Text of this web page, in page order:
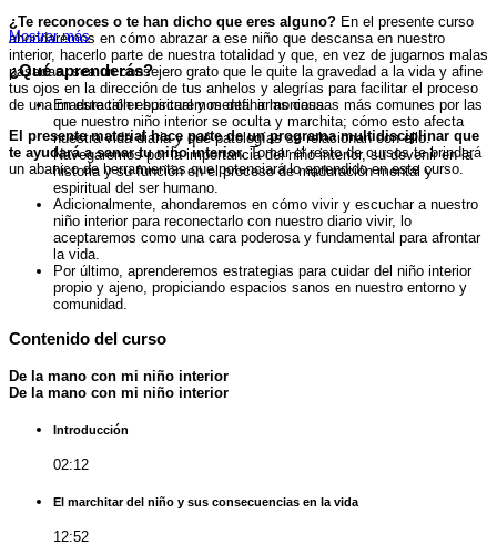
¿Te reconoces o te han dicho que eres alguno? En el presente curso
ahondaremos en cómo abrazar a ese niño que descansa en nuestro
interior, hacerlo parte de nuestra totalidad y que, en vez de jugarnos malas
pasadas, sea un consejero grato que le quite la gravedad a la vida y afine
tus ojos en la dirección de tus anhelos y alegrías para facilitar el proceso
de una maduración espiritual y mental armoniosa.
El presente material hace parte de un programa multidisciplinar que
te ayudará a sanar tu niño interior.Tomar el resto de cursos te brindará
un abanico de herramientas que potenciará lo aprendido en este curso.
Mostrar más
¿Qué aprenderás?
En este taller buscaremos definir las causas más comunes por las
que nuestro niño interior se oculta y marchita; cómo esto afecta
nuestra vida diaria y qué patologías se relacionan con ello.
Navegaremos por la importancia del niño interior, su devenir en la
historia y su función en el proceso de maduración mental y
espiritual del ser humano.
Adicionalmente, ahondaremos en cómo vivir y escuchar a nuestro
niño interior para reconectarlo con nuestro diario vivir, lo
aceptaremos como una cara poderosa y fundamental para afrontar
la vida.
Por último, aprenderemos estrategias para cuidar del niño interior
propio y ajeno, propiciando espacios sanos en nuestro entorno y
comunidad.
Contenido del curso
De la mano con mi niño interior
De la mano con mi niño interior
Introducción
02:12
El marchitar del niño y sus consecuencias en la vida
12:52